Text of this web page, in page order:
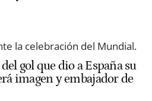
gol que dio a España su
imagen y embajador de